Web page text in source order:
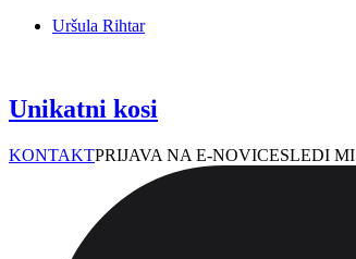
Uršula Rihtar
Unikatni kosi
KONTAKTPRIJAVA NA E-NOVICESLEDI MI